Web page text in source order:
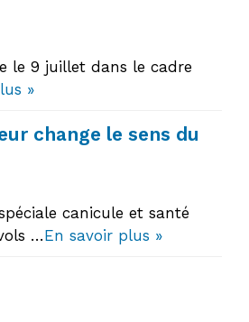
le 9 juillet dans le cadre
»
change le sens du
canicule et santé
…En savoir plus »